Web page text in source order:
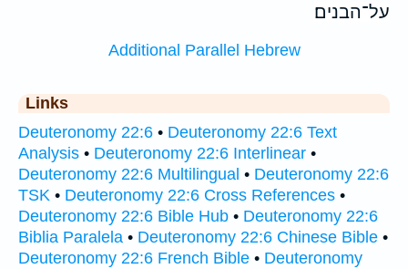
על־הבנים׃
Additional Parallel Hebrew
Links
Deuteronomy 22:6 • Deuteronomy 22:6 Text
Analysis • Deuteronomy 22:6 Interlinear •
Deuteronomy 22:6 Multilingual • Deuteronomy 22:6
TSK • Deuteronomy 22:6 Cross References •
Deuteronomy 22:6 Bible Hub • Deuteronomy 22:6
Biblia Paralela • Deuteronomy 22:6 Chinese Bible •
Deuteronomy 22:6 French Bible • Deuteronomy